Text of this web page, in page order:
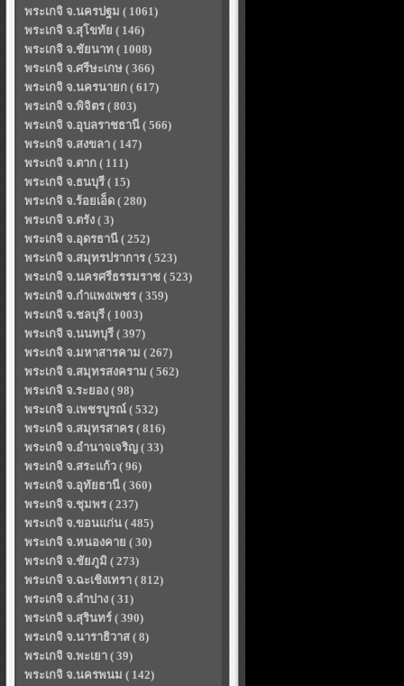
พระเกจิ จ.นครปฐม ( 1061)
พระเกจิ จ.สุโขทัย ( 146)
พระเกจิ จ.ชัยนาท ( 1008)
พระเกจิ จ.ศรีษะเกษ ( 366)
พระเกจิ จ.นครนายก ( 617)
พระเกจิ จ.พิจิตร ( 803)
พระเกจิ จ.อุบลราชธานี ( 566)
พระเกจิ จ.สงขลา ( 147)
พระเกจิ จ.ตาก ( 111)
พระเกจิ จ.ธนบุรี ( 15)
พระเกจิ จ.ร้อยเอ็ด ( 280)
พระเกจิ จ.ตรัง ( 3)
พระเกจิ จ.อุดรธานี ( 252)
พระเกจิ จ.สมุทรปราการ ( 523)
พระเกจิ จ.นครศรีธรรมราช ( 523)
พระเกจิ จ.กำแพงเพชร ( 359)
พระเกจิ จ.ชลบุรี ( 1003)
พระเกจิ จ.นนทบุรี ( 397)
พระเกจิ จ.มหาสารคาม ( 267)
พระเกจิ จ.สมุทรสงคราม ( 562)
พระเกจิ จ.ระยอง ( 98)
พระเกจิ จ.เพชรบูรณ์ ( 532)
พระเกจิ จ.สมุทรสาคร ( 816)
พระเกจิ จ.อำนาจเจริญ ( 33)
พระเกจิ จ.สระแก้ว ( 96)
พระเกจิ จ.อุทัยธานี ( 360)
พระเกจิ จ.ชุมพร ( 237)
พระเกจิ จ.ขอนแก่น ( 485)
พระเกจิ จ.หนองคาย ( 30)
พระเกจิ จ.ชัยภูมิ ( 273)
พระเกจิ จ.ฉะเชิงเทรา ( 812)
พระเกจิ จ.ลำปาง ( 31)
พระเกจิ จ.สุรินทร์ ( 390)
พระเกจิ จ.นาราธิวาส ( 8)
พระเกจิ จ.พะเยา ( 39)
พระเกจิ จ.นครพนม ( 142)